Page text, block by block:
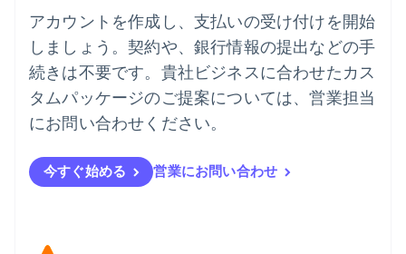
アカウントを作成し、支払いの受け付けを開始
しましょう。契約や、銀行情報の提出などの手
続きは不要です。貴社ビジネスに合わせたカス
タムパッケージのご提案については、営業担当
にお問い合わせください。
今すぐ始める 営業にお問い合わせ
ニュージーランド
English
ノルウェー
English
ハンガリー
English
フィンランド
ブラジル
PortuguêsEnglish
フランス